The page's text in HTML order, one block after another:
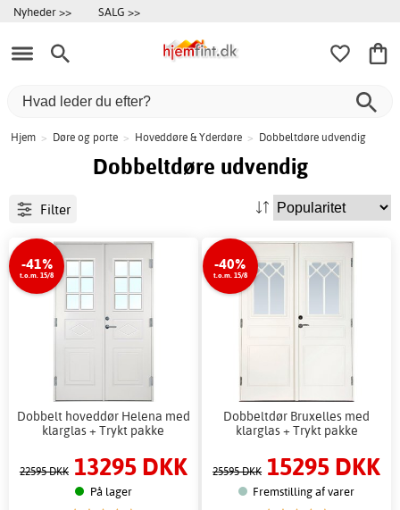
Nyheder >> SALG >>
Hjem > Døre og porte > Hoveddøre & Yderdøre > Dobbeltdøre udvendig
Dobbeltdøre udvendig
Filter
-41%
t.o.m. 15/8
Dobbelt hoveddør Helena med
klarglas + Trykt pakke
22595 DKK 13295 DKK
På lager
-40%
t.o.m. 15/8
Dobbeltdør Bruxelles med
klarglas + Trykt pakke
25595 DKK 15295 DKK
Fremstilling af varer